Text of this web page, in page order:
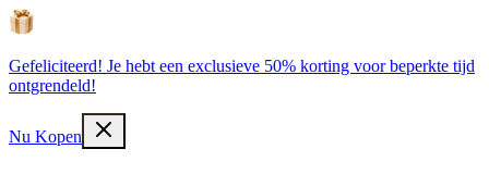
Gefeliciteerd! Je hebt een exclusieve 50% korting voor beperkte tijd
ontgrendeld!
Nu Kopen